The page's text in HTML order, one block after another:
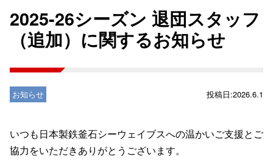
2025-26シーズン 退団スタッフ
（追加）に関するお知らせ
お知らせ 投稿日:2026.6.1
いつも日本製鉄釜⽯シーウェイブスへの温かいご⽀援とご
協⼒をいただきありがとうございます。